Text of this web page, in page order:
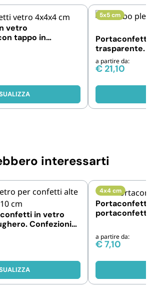
vetro
tappo in
5x5 cm
Portaconfetti
trasparente.
e 200 pz
a partire da:
€ 21,10
interessarti
in vetro
Confezioni
4x4 cm
Portaconfetti
portaconfetti
a partire da:
€7,10